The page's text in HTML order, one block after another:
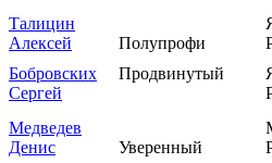
Талицин
Алексей
Бобровских
Сергей
Полупрофи
Продвинутый
Медведев
Денис
Уверенный